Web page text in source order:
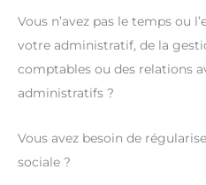
Vous n’avez pas le temps ou
votre administratif, de la
comptables ou des relations
administratifs ?
Vous avez besoin de
sociale ?